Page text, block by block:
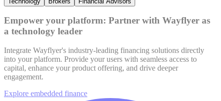
Empower your platform: Partner with Wayflyer as
a technology leader
Integrate Wayflyer's industry-leading financing solutions directly
into your platform. Provide your users with seamless access to
capital, enhance your product offering, and drive deeper
engagement.
Explore embedded finance